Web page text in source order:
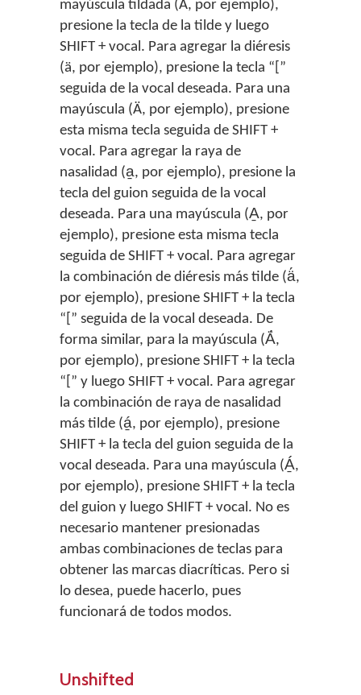
mayúscula tildada (Á, por ejemplo),
presione la tecla de la tilde y luego
SHIFT + vocal. Para agregar la diéresis
(ä, por ejemplo), presione la tecla “[”
seguida de la vocal deseada. Para una
mayúscula (Ä, por ejemplo), presione
esta misma tecla seguida de SHIFT +
vocal. Para agregar la raya de
nasalidad (a̱, por ejemplo), presione la
tecla del guion seguida de la vocal
deseada. Para una mayúscula (A̱, por
ejemplo), presione esta misma tecla
seguida de SHIFT + vocal. Para agregar
la combinación de diéresis más tilde (ä́,
por ejemplo), presione SHIFT + la tecla
“[” seguida de la vocal deseada. De
forma similar, para la mayúscula (Ä́,
por ejemplo), presione SHIFT + la tecla
“[” y luego SHIFT + vocal. Para agregar
la combinación de raya de nasalidad
más tilde (á̱, por ejemplo), presione
SHIFT + la tecla del guion seguida de la
vocal deseada. Para una mayúscula (Á̱,
por ejemplo), presione SHIFT + la tecla
del guion y luego SHIFT + vocal. No es
necesario mantener presionadas
ambas combinaciones de teclas para
obtener las marcas diacríticas. Pero si
lo desea, puede hacerlo, pues
funcionará de todos modos.
Unshifted